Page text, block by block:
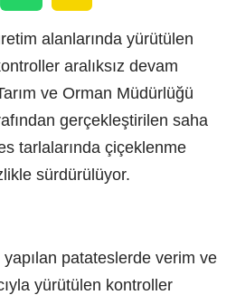
alanlarında yürütülen
aralıksız devam
ve Orman Müdürlüğü
gerçekleştirilen saha
tarlalarında çiçeklenme
sürdürülüyor.
patateslerde verim ve
yürütülen kontroller